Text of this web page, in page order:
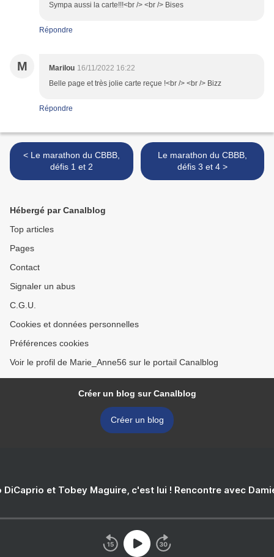
Sympa aussi la carte!!!<br /> <br /> Bises
Répondre
M Marilou 16/11/2022 16:22
Belle page et très jolie carte reçue !<br /> <br /> Bizz
Répondre
< Le marathon du CBBB,
défis 1 et 2
Le marathon du CBBB,
défis 3 et 4 >
Hébergé par Canalblog
Top articles
Pages
Contact
Signaler un abus
C.G.U.
Cookies et données personnelles
Préférences cookies
Voir le profil de Marie_Anne56 sur le portail Canalblog
Créer un blog sur Canalblog
Créer un blog
DiCaprio et Tobey Maguire, c'est lui ! Rencontre avec